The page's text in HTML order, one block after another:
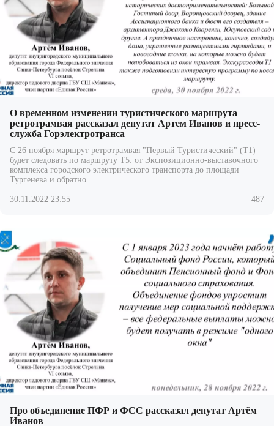
О временном изменении туристического маршрута
ретротрамвая рассказал депутат Артем Иванов и пресс-
служба Горэлектротранса
С 26 ноября маршрут ретротрамвая "Первый Туристический" (Т1)
будет следовать по маршруту Т5: от Экспозиционно-выставочного
комплекса городского электрического транспорта до площади
Тургенева и обратно.
30.11.2022 23:55 487
Про объединение ПФР и ФСС рассказал депутат Артём
Иванов